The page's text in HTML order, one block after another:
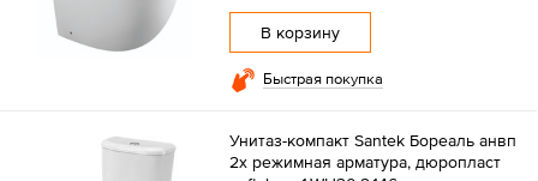
В корзину
Быстрая покупка
Унитаз-компакт Santek Бореаль анвп
2х режимная арматура, дюропласт